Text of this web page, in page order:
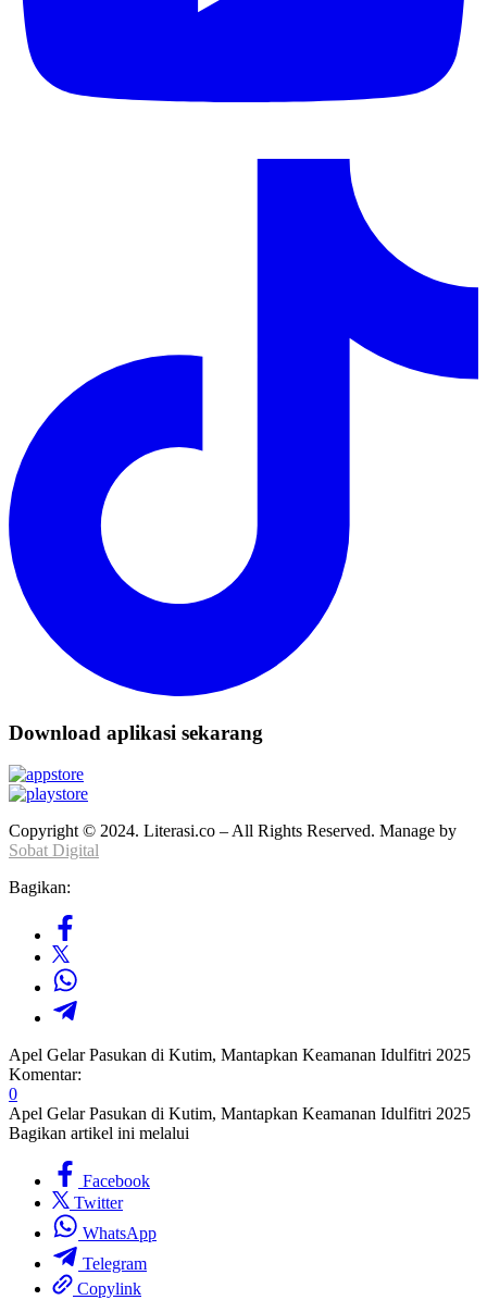
Download aplikasi sekarang
Copyright © 2024. Literasi.co – All Rights Reserved. Manage by
Sobat Digital
Bagikan:
Apel Gelar Pasukan di Kutim, Mantapkan Keamanan Idulfitri 2025
Komentar:
0
Apel Gelar Pasukan di Kutim, Mantapkan Keamanan Idulfitri 2025
Bagikan artikel ini melalui
Facebook
Twitter
WhatsApp
Telegram
Copylink